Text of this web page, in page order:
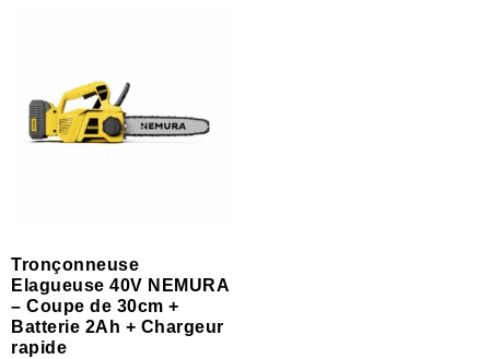
Tronçonneuse
Elagueuse 40V NEMURA
– Coupe de 30cm +
Batterie 2Ah + Chargeur
rapide